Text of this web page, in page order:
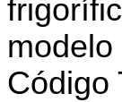
Código